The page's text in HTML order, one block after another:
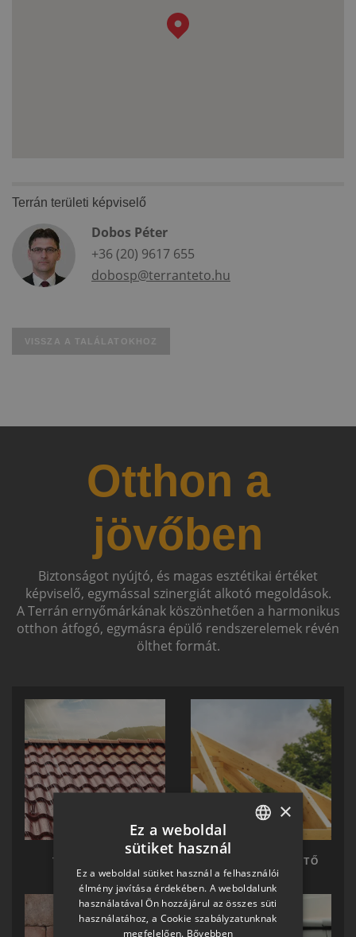
Terrán területi képviselő
Dobos Péter
+36 (20) 9617 655
dobosp@terranteto.hu
VISSZA A TALÁLATOKHOZ
Otthon a
jövőben
Biztonságot nyújtó, és magas esztétikai értéket
képviselő, egymással szinergiát alkotó megoldások.
A Terrán ernyőmárkának köszönhetően a harmonikus
otthon átfogó, egymásra épülő rendszerelemek révén
ölthet formát.
TERRÁN TETŐ TERRÁN KÉSZTETŐ
HUNGARIAN
SLOVAK
GERMAN
ROMANIAN
×
Ez a weboldal
sütiket használ
Ez a weboldal sütiket használ a felhasználói
élmény javítása érdekében. A weboldalunk
használatával Ön hozzájárul az összes süti
használatához, a Cookie szabályzatunknak
megfelelően. Bővebben